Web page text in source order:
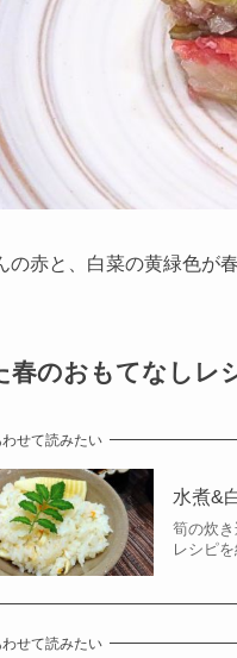
の赤と、白菜の黄緑色が
春のおもてなしレ
わせて読みたい
水煮&
筍の炊
レシピ
わせて読みたい